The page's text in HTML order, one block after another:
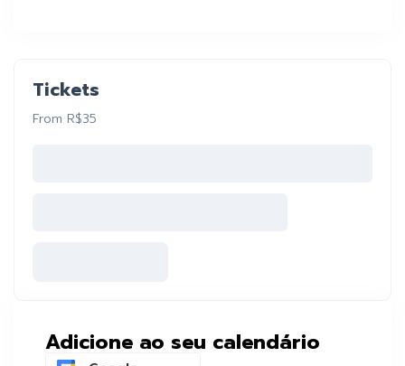
Tickets
From R$35
Adicione ao seu calendário